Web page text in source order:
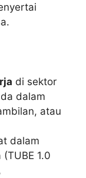
di sektor
dalam
atau
dalam
1.0